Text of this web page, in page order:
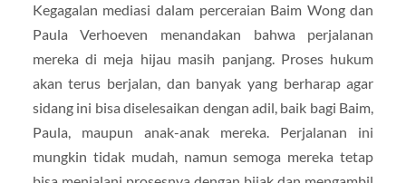
Kegagalan mediasi dalam perceraian Baim Wong dan
Paula Verhoeven menandakan bahwa perjalanan
mereka di meja hijau masih panjang. Proses hukum
akan terus berjalan, dan banyak yang berharap agar
sidang ini bisa diselesaikan dengan adil, baik bagi Baim,
Paula, maupun anak-anak mereka. Perjalanan ini
mungkin tidak mudah, namun semoga mereka tetap